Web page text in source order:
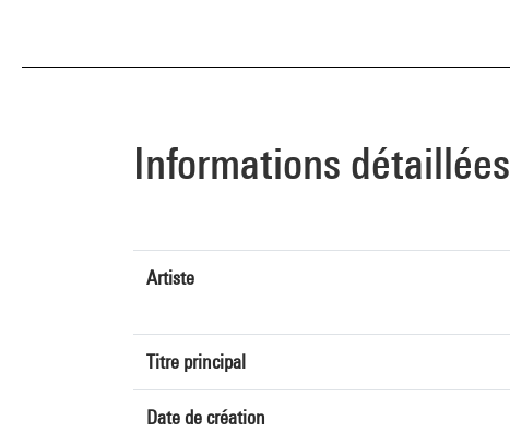
Informations détaillées
Artiste
Titre principal
Date de création